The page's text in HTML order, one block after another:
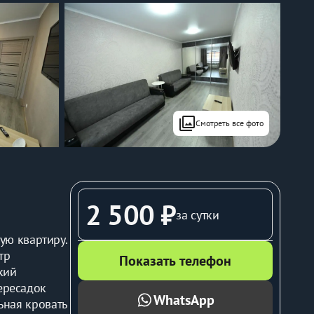
filterСмотреть все фото
квартиру.
кровать
2 500 ₽за сутки
Показать телефон
WhatsApp